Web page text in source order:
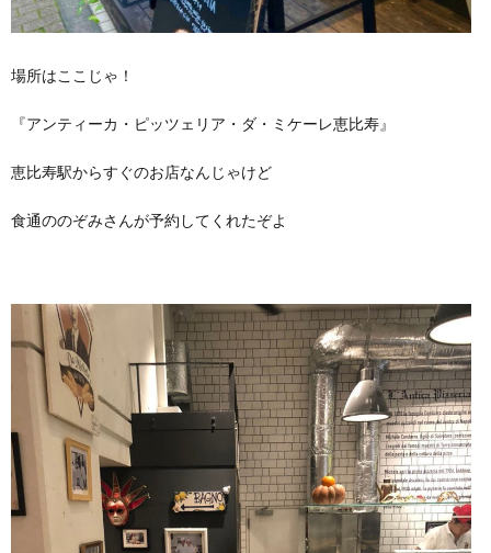
場所はここじゃ！
『アンティーカ・ピッツェリア・ダ・ミケーレ恵比寿』
恵比寿駅からすぐのお店なんじゃけど
食通ののぞみさんが予約してくれたぞよ